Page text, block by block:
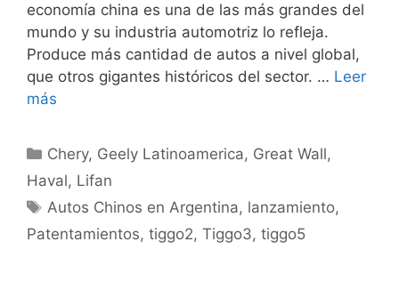
economía china es una de las más grandes del
mundo y su industria automotriz lo refleja.
Produce más cantidad de autos a nivel global,
que otros gigantes históricos del sector. … Leer
más
Chery, Geely Latinoamerica, Great Wall,
Haval, Lifan
Autos Chinos en Argentina, lanzamiento,
Patentamientos, tiggo2, Tiggo3, tiggo5